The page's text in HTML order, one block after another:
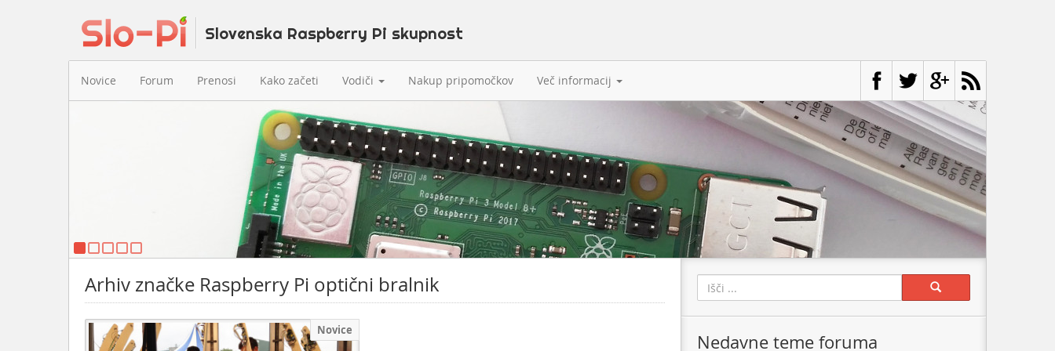
Novice Forum Prenosi Kako začeti Vodiči Nakup pripomočkov Več informacij
Arhiv značke Raspberry Pi optični bralnik
Novice
Search:
Nedavne teme foruma